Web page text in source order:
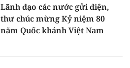
Lãnh đạo các nước gửi điện,
thư chúc mừng Kỷ niệm 80
năm Quốc khánh Việt Nam